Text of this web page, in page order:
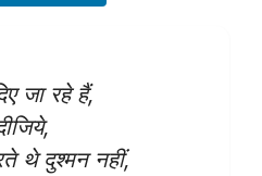
जा रहे हैं,
थे दुश्मन नहीं,